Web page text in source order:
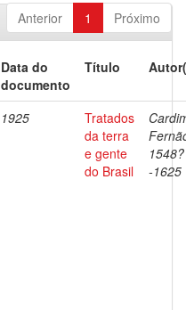
Anterior 1 Próximo
Data do
documento
Título
1925
Tratados
da terra
e gente
do Brasil
1548?
-1625